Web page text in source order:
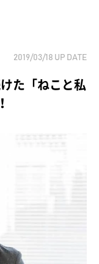
2019/03/18 UP DATE
た「ねこと私